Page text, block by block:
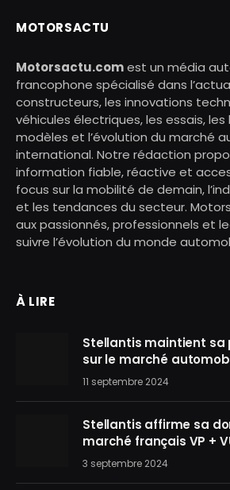
MOTORSACTU
Motorsactu.comest un média
francophone spécialisé dans
constructeurs, les innovations
véhicules électriques, les essais,
modèles et l’évolution du marché
international. Notre rédaction
information fiable, réactive et
focus sur la mobilité de demain,
et les tendances du secteur.
aux passionnés, professionnels et
suivre l’évolution du monde
À LIRE
Stellantis maintient sa
sur le marché
11 septembre 2024
Stellantis affirme sa
marché français VP +
3 septembre 2024